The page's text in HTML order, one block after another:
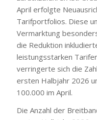
April erfolgte
Tarifportfolios. Diese
Vermarktung
die Reduktion
leistungsstarken
verringerte sich die
ersten Halbjahr 2026
100.000 im April.
Die Anzahl der